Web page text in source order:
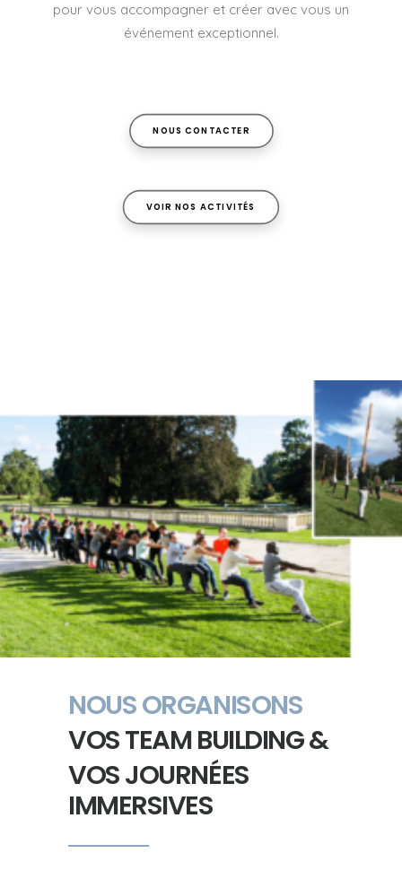
pour vous accompagner et créer avec vous un
événement exceptionnel.
NOUS CONTACTER
VOIR NOS ACTIVITÉS
NOUS ORGANISONS
VOS TEAM BUILDING &
VOS JOURNÉES
IMMERSIVES